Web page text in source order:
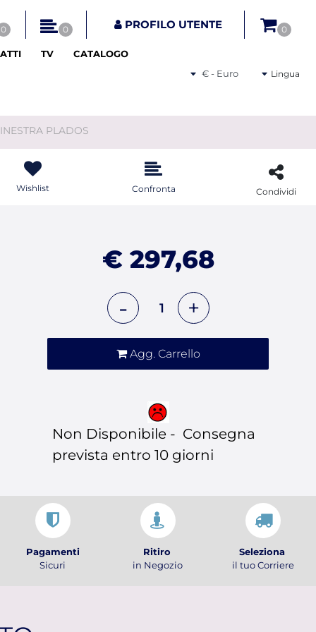
disponibili.
0 0 PROFILO UTENTE 0
TV CATALOGO
Seleziona una valutaLingua
PLADOS
Wishlist Confronta Condividi
€ 297,68
Agg. Carrello
Non Disponibile - Consegna
prevista entro 10 giorni
Pagamenti
Sicuri
Ritiro
in Negozio
Seleziona
il tuo Corriere